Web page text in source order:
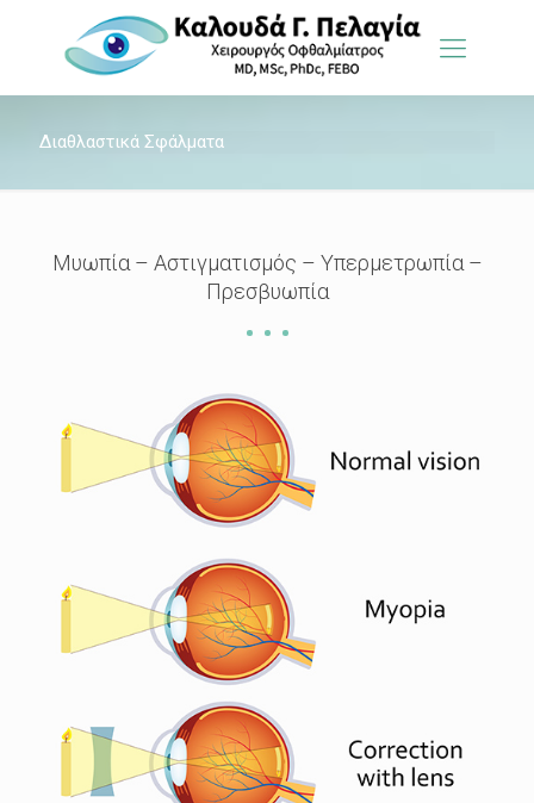
Διαθλαστικά Σφάλματα
Μυωπία – Αστιγματισμός – Υπερμετρωπία –
Πρεσβυωπία